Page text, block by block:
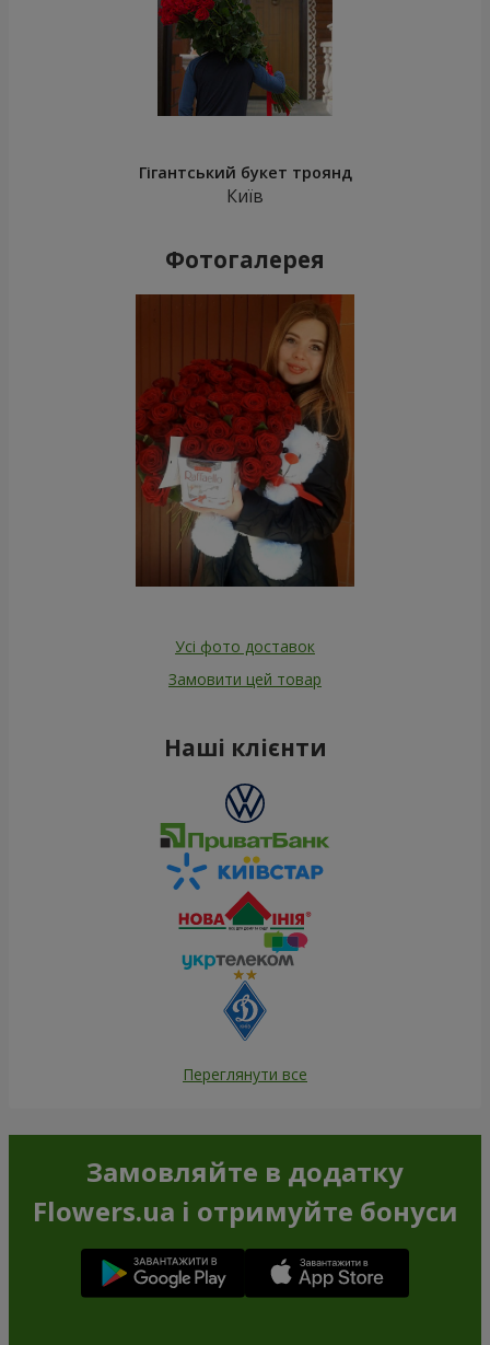
Гігантський букет троянд
Київ
Фотогалерея
Усі фото доставок
Замовити цей товар
Наші клієнти
Переглянути все
Замовляйте в додатку
Flowers.ua і отримуйте бонуси